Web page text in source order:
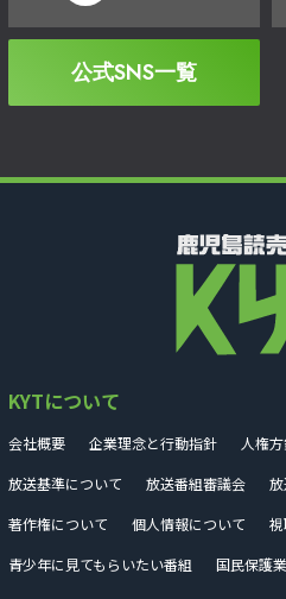
公式SNS一覧
KYTについて
会社概要 企業理念と行動指針 人権
放送基準について
放送番組審議会
著作権について
個人情報について
青少年に見てもらいたい番組
国民保護